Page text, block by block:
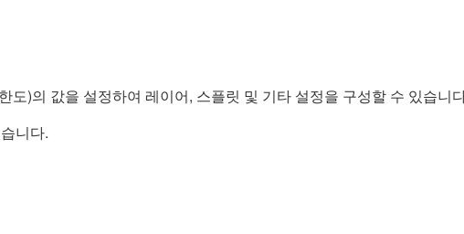
도)의 값을 설정하여 레이어, 스플릿 및 기타 설정을 구성할 수 있습니
니다.